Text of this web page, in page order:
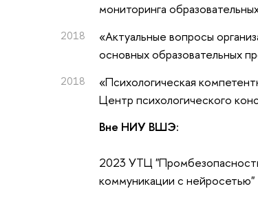
мониторинга
2018 «Актуальные вопросы
основных образовательных
2018 «Психологическая
Центр психологического
Вне НИУ ВШЭ:
2023 УТЦ
коммуникации с нейросетью"